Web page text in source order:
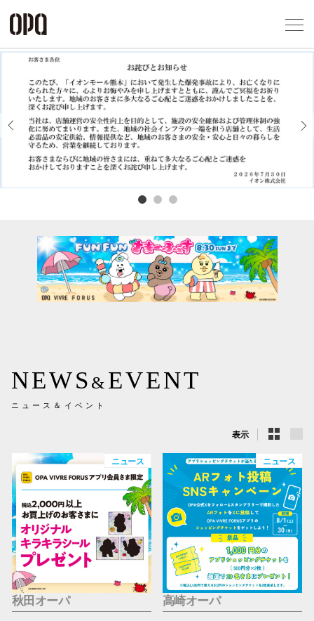
Previous
NEWS & EVENT
ニュース＆イベント
表示
ニュース
秋田オーパ
ニュース
高崎オーパ
企業情報
お問い合わせ
プライバシ
ソーシャル
横浜ビ